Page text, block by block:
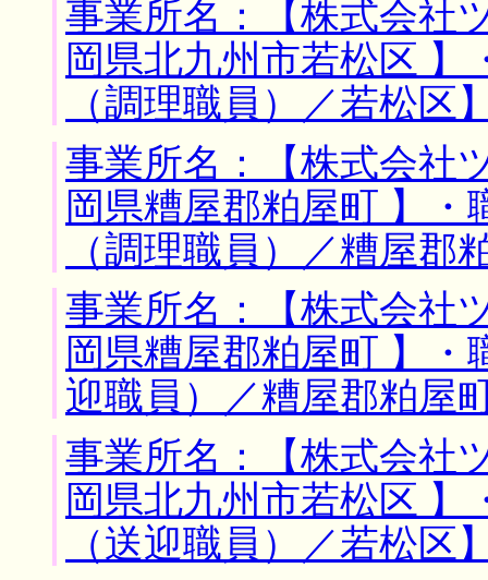
事業所名：【株式会
岡県北九州市若松区
（調理職員）／若松区
事業所名：【株式会
岡県糟屋郡粕屋町 】
（調理職員）／糟屋郡
事業所名：【株式会
岡県糟屋郡粕屋町 】
迎職員）／糟屋郡粕屋
事業所名：【株式会
岡県北九州市若松区
（送迎職員）／若松区